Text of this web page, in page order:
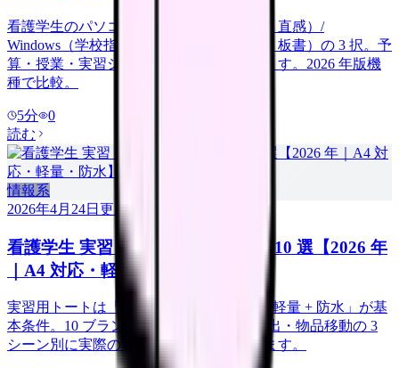
看護学生のパソコン選びは Mac（見た目・直感）/
Windows（学校指定・汎用）/ iPad（軽量・板書）の 3 択。予
算・授業・実習シーンで最適解が異なります。2026 年版機
種で比較。
5分
0
読む
情報系
2026年4月24日 更新
看護学生 実習トートバッグ 決定版 10 選【2026 年
｜A4 対応・軽量・防水】
実習用トートは「A4 サイズ対応 + 自立 + 軽量 + 防水」が基
本条件。10 ブランドを実習初日・記録提出・物品移動の 3
シーン別に実際の看護学生の声で比較します。